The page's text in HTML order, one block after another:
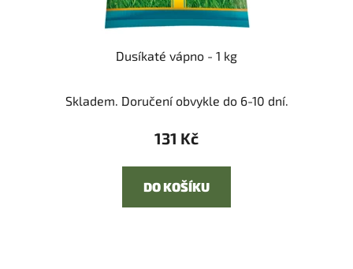
Dusíkaté vápno - 1 kg
Skladem. Doručení obvykle do 6-10 dní.
131 Kč
DO KOŠÍKU